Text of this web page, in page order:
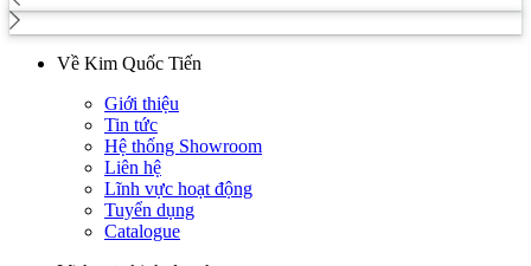
Về Kim Quốc Tiến
Giới thiệu
Tin tức
Hệ thống Showroom
Liên hệ
Lĩnh vực hoạt động
Tuyển dụng
Catalogue